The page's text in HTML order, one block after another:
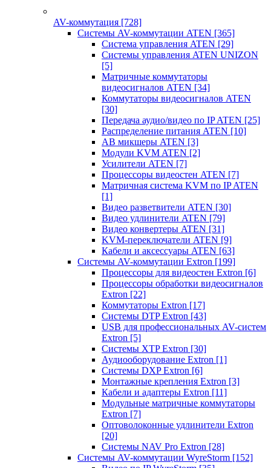
AV-коммутация [728]
Системы AV-коммутации ATEN [365]
Система управления ATEN [29]
Системы управления ATEN UNIZON
[5]
Матричные коммутаторы
видеосигналов ATEN [34]
Коммутаторы видеосигналов ATEN
[30]
Передача аудио/видео по IP ATEN [25]
Распределение питания ATEN [10]
АВ микшеры ATEN [3]
Модули KVM ATEN [2]
Усилители ATEN [7]
Процессоры видеостен ATEN [7]
Матричная система KVM по IP ATEN
[1]
Видео разветвители ATEN [30]
Видео удлинители ATEN [79]
Видео конвертеры ATEN [31]
KVM-переключатели ATEN [9]
Кабели и аксессуары ATEN [63]
Системы AV-коммутации Extron [199]
Процессоры для видеостен Extron [6]
Процессоры обработки видеосигналов
Extron [22]
Коммутаторы Extron [17]
Системы DTP Extron [43]
USB для профессиональных AV-систем
Extron [5]
Системы XTP Extron [30]
Аудиооборудование Extron [1]
Системы DXP Extron [6]
Монтажные крепления Extron [3]
Кабели и адаптеры Extron [11]
Модульные матричные коммутаторы
Extron [7]
Оптоволоконные удлинители Extron
[20]
Системы NAV Pro Extron [28]
Системы AV-коммутации WyreStorm [152]